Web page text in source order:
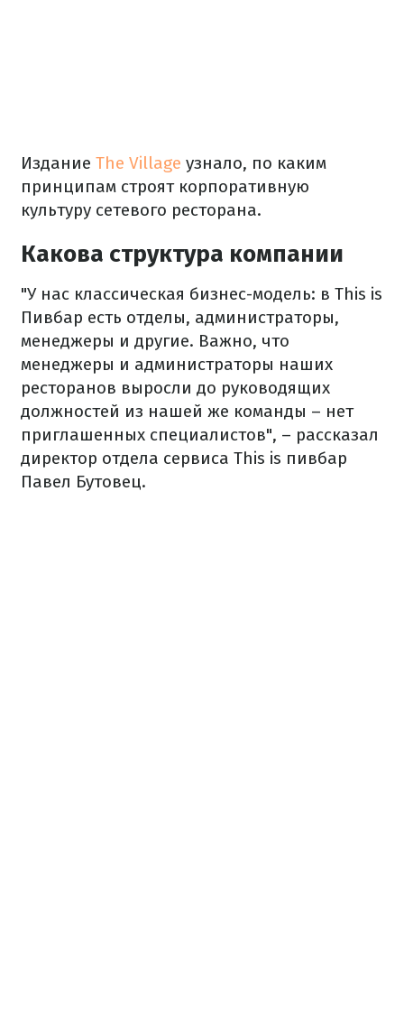
Издание The Village узнало, по каким
принципам строят корпоративную
культуру сетевого ресторана.
Какова структура компании
"У нас классическая бизнес-модель: в This is
Пивбар есть отделы, администраторы,
менеджеры и другие. Важно, что
менеджеры и администраторы наших
ресторанов выросли до руководящих
должностей из нашей же команды – нет
приглашенных специалистов", – рассказал
директор отдела сервиса This is пивбар
Павел Бутовец.